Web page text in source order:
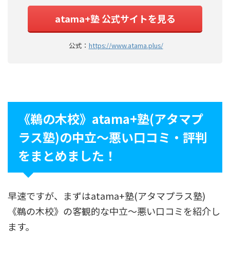
atama+塾 公式サイトを見る
公式： https://www.atama.plus/
《鵜の木校》atama+塾(アタマプ
ラス塾)の中立〜悪い口コミ・評判
をまとめました！
早速ですが、まずはatama+塾(アタマプラス塾)
《鵜の木校》の客観的な中立〜悪い口コミを紹介し
ます。